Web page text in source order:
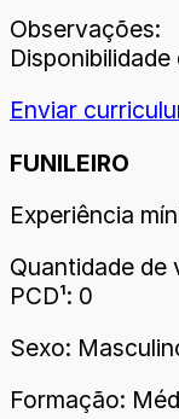
Enviar
FUNILEIRO
Experiência
Quantidade de
PCD¹: 0
Sexo:
Formação: